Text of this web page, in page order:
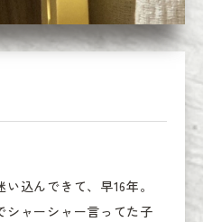
込んできて、早16年。
シャーシャー言ってた子